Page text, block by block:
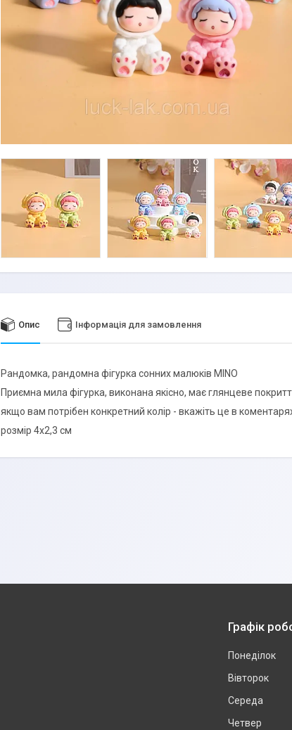
Опис Інформація для замовлення
Рандомка, рандомна фігурка сонних малюків MINO
Приємна мила фігурка, виконана якісно, має глянцеве
якщо вам потрібен конкретний колір - вкажіть це в
розмір 4х2,3 см
Графік
Понеділок
Вівторок
Середа
Четвер